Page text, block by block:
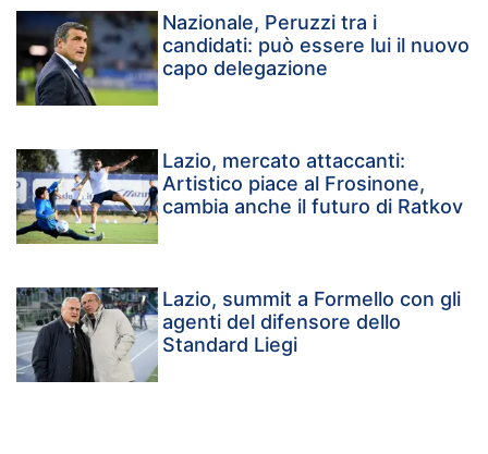
Nazionale, Peruzzi tra i
candidati: può essere lui il nuovo
capo delegazione
Lazio, mercato attaccanti:
Artistico piace al Frosinone,
cambia anche il futuro di Ratkov
Lazio, summit a Formello con gli
agenti del difensore dello
Standard Liegi